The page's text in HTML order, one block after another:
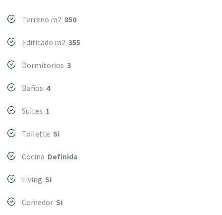
Terreno m2 850
Edificado m2 355
Dormitorios 3
Baños 4
Suites 1
Toilette Si
Cocina Definida
Living Si
Comedor Si